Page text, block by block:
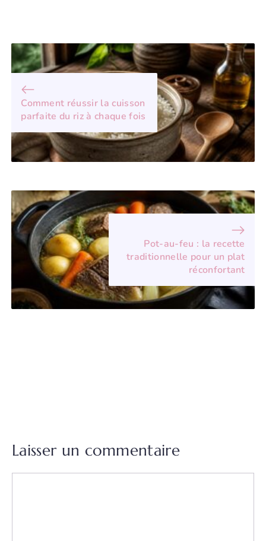
Comment réussir la cuisson
parfaite du riz à chaque fois
Pot-au-feu : la recette
traditionnelle pour un plat
réconfortant
Laisser un commentaire